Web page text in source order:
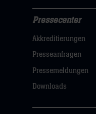
Navigation
öffnen,
dann
klicken
hier
Pressecenter
Akkreditierungen
Presseanfragen
Pressemeldungen
Downloads